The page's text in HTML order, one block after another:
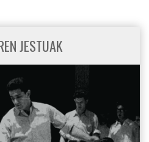
JESTUAK